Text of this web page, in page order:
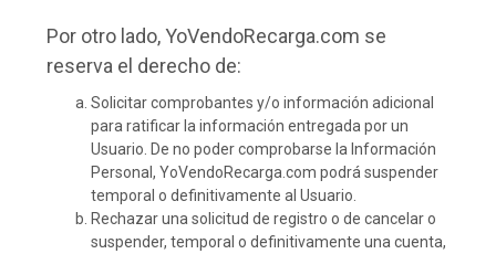
Por otro lado, YoVendoRecarga.com se
reserva el derecho de:
Solicitar comprobantes y/o información adicional
para ratificar la información entregada por un
Usuario. De no poder comprobarse la Información
Personal, YoVendoRecarga.com podrá suspender
temporal o definitivamente al Usuario.
Rechazar una solicitud de registro o de cancelar o
suspender, temporal o definitivamente una cuenta,